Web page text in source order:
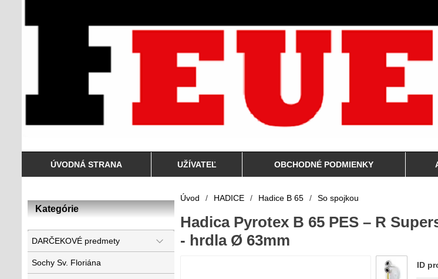
ÚVODNÁ STRANA UŽÍVATEĽ OBCHODNÉ PODMIENKY
Kategórie
DARČEKOVÉ predmety
Sochy Sv. Floriána
Úvod / HADICE / Hadice B 65 / So spojkou
Hadica Pyrotex B 65 PES – R
- hrdla Ø 63mm
ID